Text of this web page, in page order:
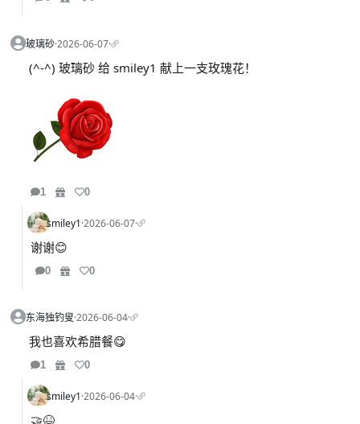
玻璃砂·2026-06-07·
(^-^) 玻璃砂 给 smiley1 献上一支玫瑰花！
1 0
smiley1·2026-06-07·
谢谢😊
0 0
东海独钓叟·2026-06-04·
我也喜欢希腊餐😋
1 0
smiley1·2026-06-04·
🤝😆